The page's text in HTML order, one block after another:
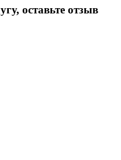
оставьте отзыв